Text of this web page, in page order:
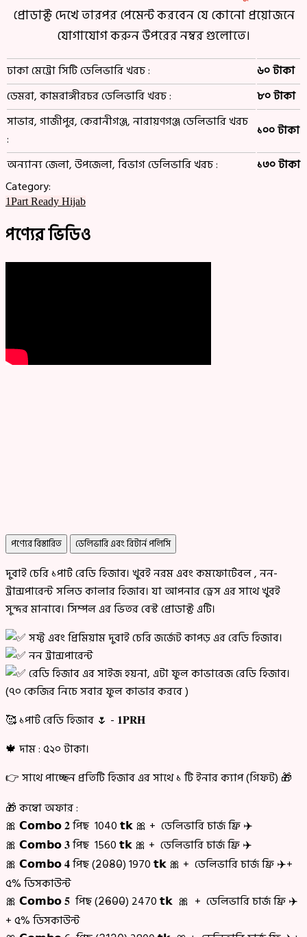
প্রোডাক্ট দেখে তারপর পেমেন্ট করবেন যে কোনো প্রয়োজনে
যোগাযোগ করুন উপরের নম্বর গুলোতে।
ঢাকা মেট্রো সিটি ডেলিভারি খরচ :
৬০ টাকা
ডেমরা, কামরাঙ্গীরচর ডেলিভারি খরচ :
৮০ টাকা
সাভার, গাজীপুর, কেরানীগঞ্জ, নারায়ণগঞ্জ ডেলিভারি খরচ
:
১০০ টাকা
অন্যান্য জেলা, উপজেলা, বিভাগ ডেলিভারি খরচ :
১৩০ টাকা
Category:
1Part Ready Hijab
পণ্যের ভিডিও
পণ্যের বিস্তারিত ডেলিভারি এবং রিটার্ন পলিসি
দুবাই চেরি ১পার্ট রেডি হিজাব। খুবই নরম এবং কমফোর্টেবল , নন-
ট্রান্সপারেন্ট সলিড কালার হিজাব। যা আপনার ড্রেস এর সাথে খুবই
সুন্দর মানাবে। সিম্পল এর ভিতর বেস্ট প্রোডাক্ট এটি।
সফ্ট এবং প্রিমিয়াম দুবাই চেরি জর্জেট কাপড় এর রেডি হিজাব।
নন ট্রান্সপারেন্ট
রেডি হিজাব এর সাইজ হয়না, এটা ফুল কাভারেজ রেডি হিজাব।
(৭০ কেজির নিচে সবার ফুল কাভার করবে )
🥰 ১পার্ট রেডি হিজাব 🌷 - 𝟏𝐏𝐑𝐇
🍁 দাম : ৫২০ টাকা।
👉 সাথে পাচ্ছেন প্রতিটি হিজাব এর সাথে ১ টি ইনার ক্যাপ (গিফট) 🎁
🎁 কম্বো অফার :
🎀 𝗖𝗼𝗺𝗯𝗼 𝟐 পিছ 1040 𝘁𝗸 🎀 + ডেলিভারি চার্জ ফ্রি ✈️
🎀 𝗖𝗼𝗺𝗯𝗼 𝟑 পিছ 1560 𝘁𝗸 🎀 + ডেলিভারি চার্জ ফ্রি ✈️
🎀 𝗖𝗼𝗺𝗯𝗼 𝟒 পিছ (2̵0̵8̵0̵) 1970 𝘁𝗸 🎀 + ডেলিভারি চার্জ ফ্রি ✈️+
৫% ডিসকাউন্ট
🎀 𝗖𝗼𝗺𝗯𝗼 𝟓 পিছ (2̵6̵0̵0̵) 2470 𝘁𝗸 🎀 + ডেলিভারি চার্জ ফ্রি ✈️
+ ৫% ডিসকাউন্ট